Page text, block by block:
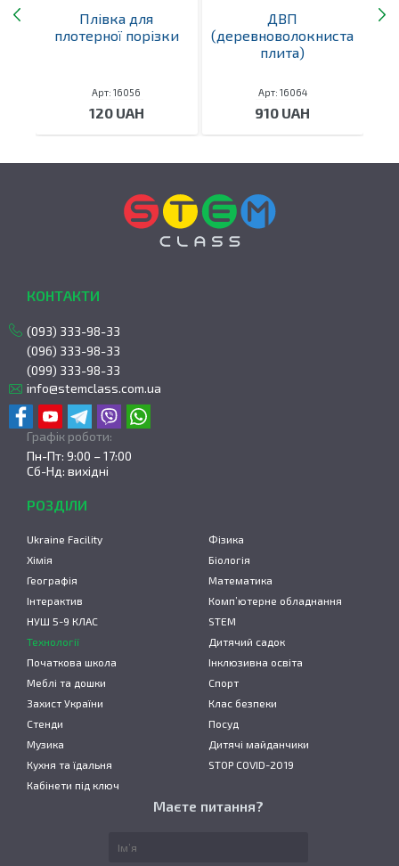
Плівка для
плотерної порізки
Арт: 16056
120 UAH
ДВП
(деревноволокниста
плита)
Арт: 16064
910 UAH
КОНТАКТИ
(093) 333-98-33
(096) 333-98-33
(099) 333-98-33
info@stemclass.com.ua
Графік роботи:
Пн-Пт: 9:00 – 17:00
Сб-Нд: вихідні
РОЗДІЛИ
Ukraine Facility
Фізика
Хімія
Біологія
Географія
Математика
Інтерактив
Комп’ютерне обладнання
НУШ 5-9 КЛАС
STEM
Технології
Дитячий садок
Початкова школа
Інклюзивна освіта
Меблі та дошки
Спорт
Захист України
Клас безпеки
Стенди
Посуд
Музика
Дитячі майданчики
Кухня та їдальня
STOP COVID-2019
Кабінети під ключ
Маєте питання?